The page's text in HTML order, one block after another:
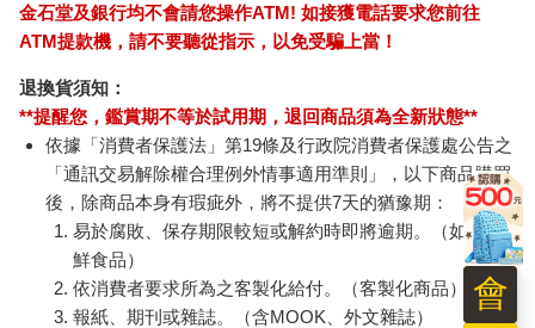
金石堂及銀行均不會請您操作ATM! 如接獲電話要求您前往
ATM提款機，請不要聽從指示，以免受騙上當！
退換貨須知：
**提醒您，鑑賞期不等於試用期，退回商品須為全新狀態**
依據「消費者保護法」第19條及行政院消費者保護處公告之
「通訊交易解除權合理例外情事適用準則」，以下商品購買
後，除商品本身有瑕疵外，將不提供7天的猶豫期：
易於腐敗、保存期限較短或解約時即將逾期。（如：生
鮮食品）
依消費者要求所為之客製化給付。（客製化商品）
報紙、期刊或雜誌。（含MOOK、外文雜誌）
會